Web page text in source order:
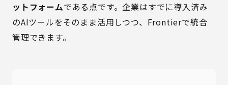
ットフォームである点です。企業はすでに導入済み
のAIツールをそのまま活用しつつ、Frontierで統合
管理できます。